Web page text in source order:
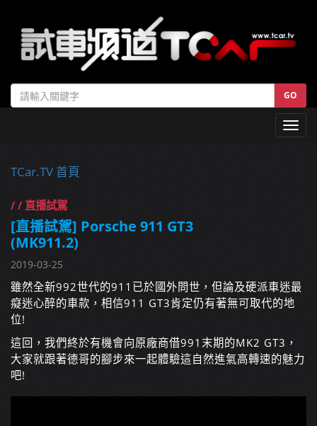
GO
TCar.TV 首頁
/ / 直播試駕
[直播試駕] Porsche 911 GT3
(MK911.2)
2019-03-25
雖然全新992世代的911已於國外問世，但論及硬派車迷最
癡迷心醉的車款，相信911 GT3肯定仍有著無可取代的地
位!
這回，我們終於有機會向原廠商借991末期的MK2 GT3，
大家就跟著德哥的腳步來一起體驗這自然進氣高轉速的魅力
吧!